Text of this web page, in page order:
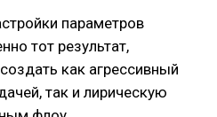
параметров
тот результат,
как агрессивный
так и лирическую